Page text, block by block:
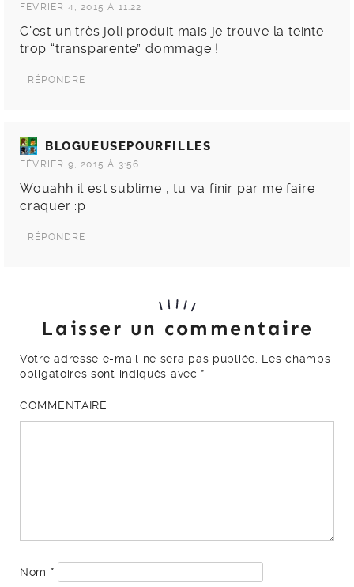
FÉVRIER 4, 2015 À 11:22
C’est un très joli produit mais je trouve la teinte
trop “transparente” dommage !
RÉPONDRE
BLOGUEUSEPOURFILLES
FÉVRIER 9, 2015 À 3:56
Wouahh il est sublime , tu va finir par me faire
craquer :p
RÉPONDRE
Laisser un commentaire
Votre adresse e-mail ne sera pas publiée.
Les champs
obligatoires sont indiqués avec *
COMMENTAIRE
Nom *